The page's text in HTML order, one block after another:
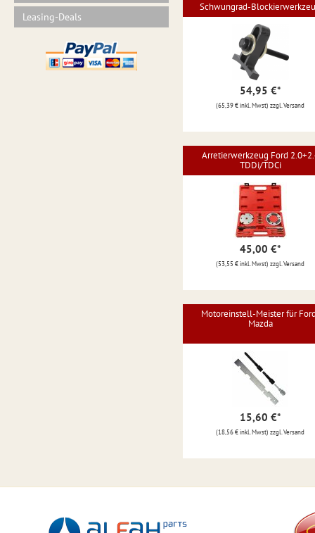
Leasing-Deals
Schwungrad-
54,95 €*
(65,39 € inkl. Mwst) zzgl. Versand
Arretierwerkzeug Ford
TDDi/TDCi
45,00 €*
(53,55 € inkl. Mwst) zzgl. Versand
Motoreinstell-Meister für
Mazda
15,60 €*
(18,56 € inkl. Mwst) zzgl. Versand